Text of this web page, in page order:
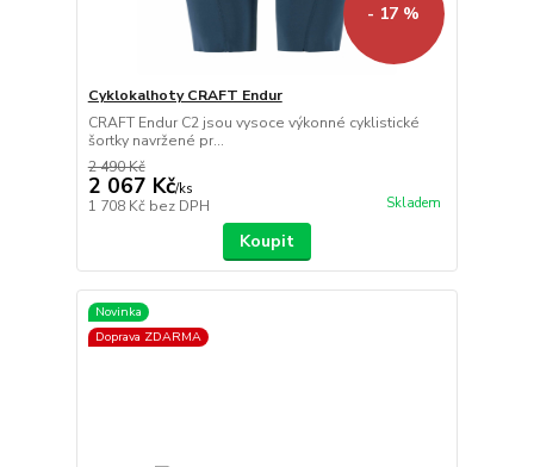
- 17 %
Cyklokalhoty CRAFT Endur
CRAFT Endur C2 jsou vysoce výkonné cyklistické
šortky navržené pr...
2 490 Kč
2 067 Kč/ks
1 708 Kč bez DPH Skladem
Koupit
Novinka
Doprava ZDARMA